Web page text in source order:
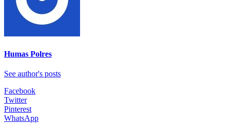
Humas Polres
See author's posts
Facebook
Twitter
Pinterest
WhatsApp